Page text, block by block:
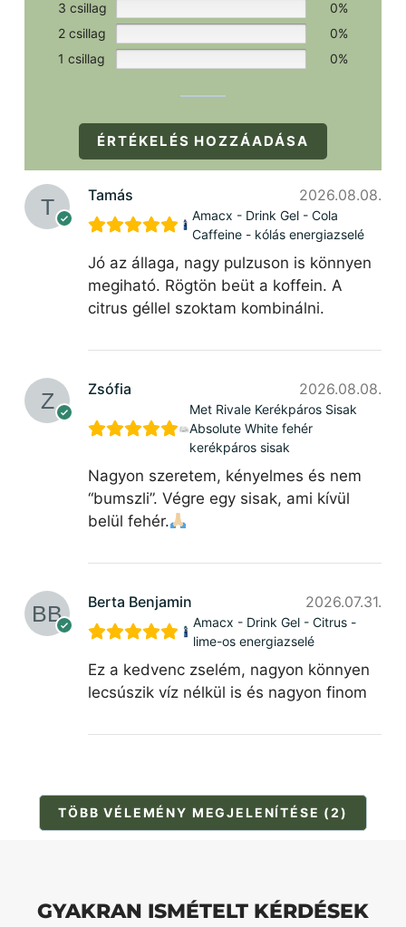
3 csillag
0%
2 csillag
0%
1 csillag
0%
ÉRTÉKELÉS HOZZÁADÁSA
Tamás 2026.08.08.
Amacx - Drink Gel - Cola
Caffeine - kólás energiazselé
Jó az állaga, nagy pulzuson is könnyen
megiható. Rögtön beüt a koffein. A
citrus géllel szoktam kombinálni.
Zsófia 2026.08.08.
Met Rivale Kerékpáros Sisak
Absolute White fehér
kerékpáros sisak
Nagyon szeretem, kényelmes és nem
“bumszli”. Végre egy sisak, ami kívül
belül fehér.
Berta Benjamin 2026.07.31.
Amacx - Drink Gel - Citrus -
lime-os energiazselé
Ez a kedvenc zselém, nagyon könnyen
lecsúszik víz nélkül is és nagyon finom
TÖBB VÉLEMÉNY MEGJELENÍTÉSE (2)
GYAKRAN ISMÉTELT KÉRDÉSEK